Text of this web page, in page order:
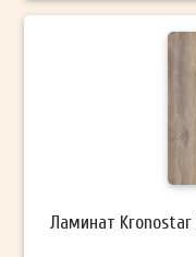
Ламинат Kronostar